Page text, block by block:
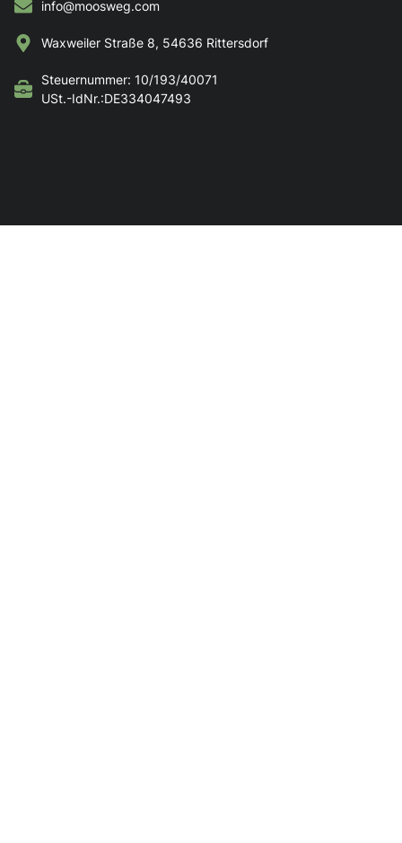
info@moosweg.com
Waxweiler Straße 8, 54636 Rittersdorf
Steuernummer: 10/193/40071
USt.-IdNr.:DE334047493